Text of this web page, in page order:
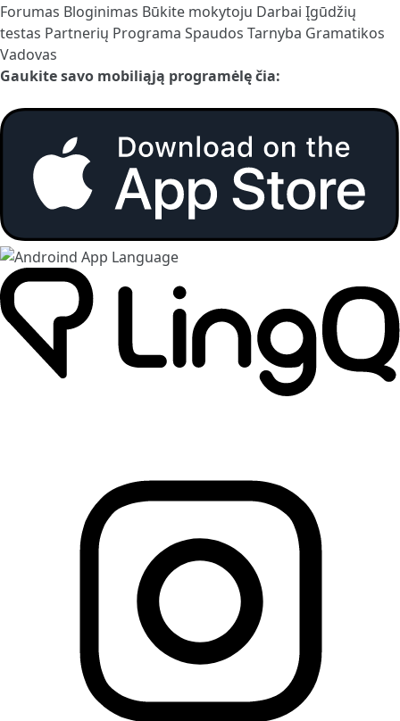
Forumas Bloginimas Būkite mokytoju Darbai Įgūdžių
testas Partnerių Programa Spaudos Tarnyba Gramatikos
Vadovas
Gaukite savo mobiliąją programėlę čia: